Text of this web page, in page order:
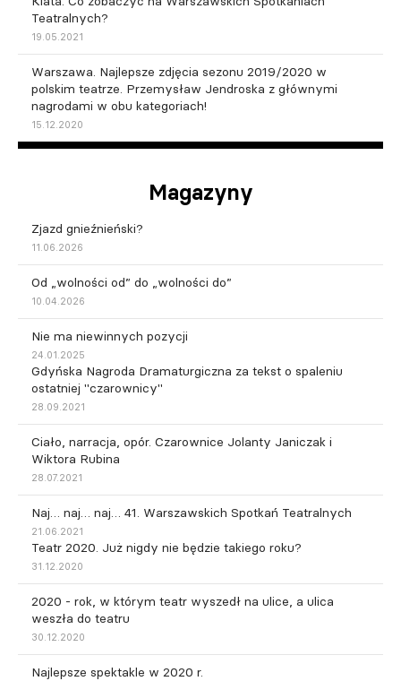
Teatralnych?
19.05.2021
Warszawa. Najlepsze zdjęcia sezonu 2019/2020 w
polskim teatrze. Przemysław Jendroska z głównymi
nagrodami w obu kategoriach!
15.12.2020
Magazyny
Zjazd gnieźnieński?
11.06.2026
Od „wolności od” do „wolności do”
10.04.2026
Nie ma niewinnych pozycji
24.01.2025
Gdyńska Nagroda Dramaturgiczna za tekst o spaleniu
ostatniej "czarownicy"
28.09.2021
Ciało, narracja, opór. Czarownice Jolanty Janiczak i
Wiktora Rubina
28.07.2021
Naj… naj… naj… 41. Warszawskich Spotkań Teatralnych
21.06.2021
Teatr 2020. Już nigdy nie będzie takiego roku?
31.12.2020
2020 - rok, w którym teatr wyszedł na ulice, a ulica
weszła do teatru
30.12.2020
Najlepsze spektakle w 2020 r.